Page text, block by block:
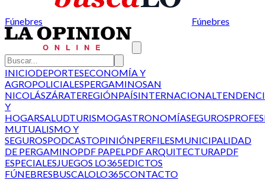
Fúnebres Fúnebres
INICIODEPORTESECONOMÍA Y
AGROPOLICIALESPERGAMINOSAN
NICOLÁSZÁRATEREGIÓNPAÍSINTERNACIONAL
Y
HOGARSALUDTURISMOGASTRONOMÍASEGUROS
MUTUALISMO Y
SEGUROSPODCASTOPINIÓNPERFILESMUNICIPALIDAD
DE PERGAMINOPDF PAPELPDF ARQUITECTURAPDF
ESPECIALESJUEGOS LO365EDICTOS
FÚNEBRESBUSCALOLO365CONTACTO